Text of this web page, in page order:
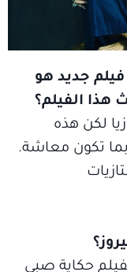
جديد هو
لكن هذه
ربما تكون معاشة.
حكاية صبي